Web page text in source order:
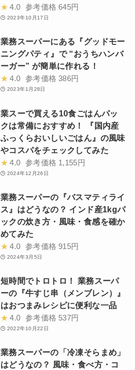
★ 4.0 参考価格 645円
2023年10月17日
業務スーパーにある『グッドモー
ニングパティ』で “おうちハンバ
ーガー” が簡単に作れる！
★ 4.0 参考価格 386円
2023年1月28日
業スーで買える10食ごはんパッ
クは常備におすすめ！ 『国内産
ふっくらおいしいごはん』の風味
やコスパをチェックしてみた
★ 4.0 参考価格 1,155円
2024年12月26日
業務スーパーの『バスマティライ
ス』はどうなの？ インド産1kgパ
ックの炊き方・風味・食感を確か
めてみた
★ 4.0 参考価格 915円
2024年3月5日
短時間でトロトロ！ 業務スーパ
ーの『牛すじ串（メンブレン）』
はおつまみレシピに便利な一品
★ 4.0 参考価格 537円
2022年10月22日
業務スーパーの「冷凍そらまめ」
はどうなの？ 風味・食べ方・コ